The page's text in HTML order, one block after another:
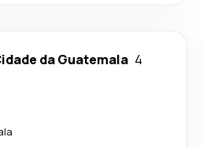
da Guatemala 4